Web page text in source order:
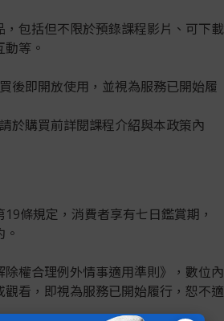
包括但不限於預錄課程影片、可下載
等。
後即開放使用，並視為服務已開始履
於購買前詳閱課程介紹與本政策內
條規定，消費者享有七日鑑賞期，
權合理例外情事適用準則》，數位內
看，即視為服務已開始履行，恕不適